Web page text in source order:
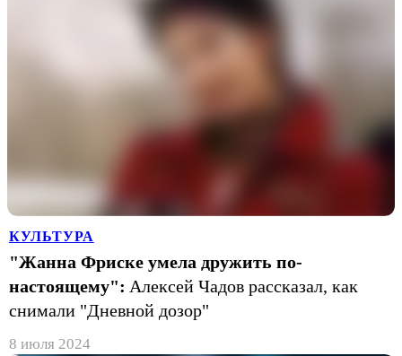
КУЛЬТУРА
"Жанна Фриске умела дружить по-
настоящему": Алексей Чадов рассказал, как
снимали "Дневной дозор"
8 июля 2024